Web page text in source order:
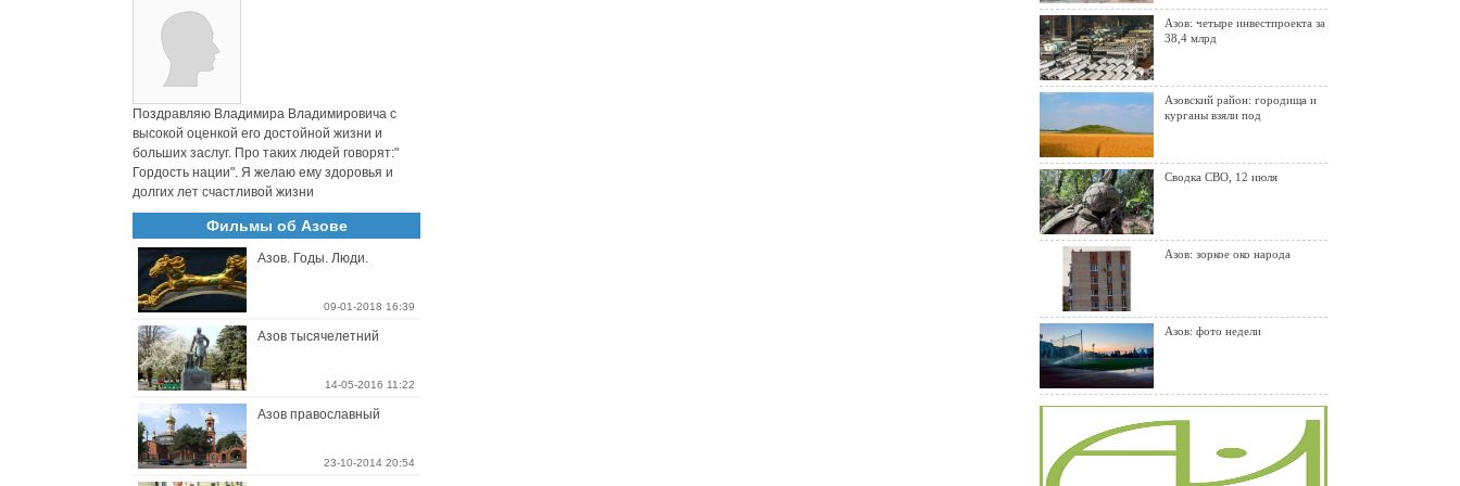
Поздравляю Владимира Владимировича с
высокой оценкой его достойной жизни и
больших заслуг. Про таких людей говорят:"
Гордость нации". Я желаю ему здоровья и
долгих лет счастливой жизни
Фильмы об Азове
Азов. Годы. Люди.
09-01-2018 16:39
Азов тысячелетний
14-05-2016 11:22
Азов православный
23-10-2014 20:54
Азов: четыре инвестпроекта за
38,4 млрд
Азовский район: городища и
курганы взяли под
Сводка СВО, 12 июля
Азов: зоркое око народа
Азов: фото недели